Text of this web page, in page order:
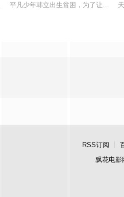
次来临水城选拔弟子，方秦两家围绕这
平凡少年韩立出生贫困，为了让家人
RSS订阅
飘花电影